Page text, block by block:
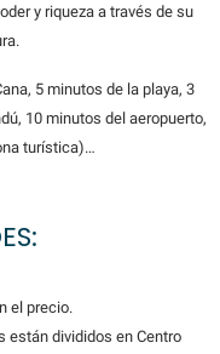
y riqueza a través de su
5 minutos de la playa, 3
10 minutos del aeropuerto,
turística)…
el precio.
están divididos en Centro